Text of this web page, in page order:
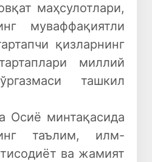
маҳсулотлари,
муваффақиятли
қизларнинг
миллий
ташкил
минтақасида
таълим, илм-
ва жамият